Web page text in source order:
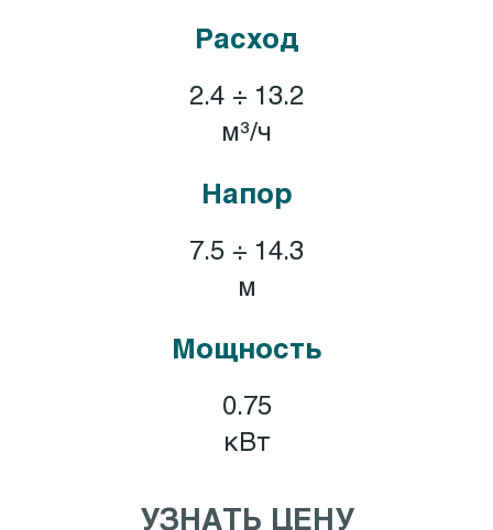
Расход
2.4 ÷ 13.2
м³/ч
Напор
7.5 ÷ 14.3
м
Мощность
0.75
кВт
УЗНАТЬ ЦЕНУ